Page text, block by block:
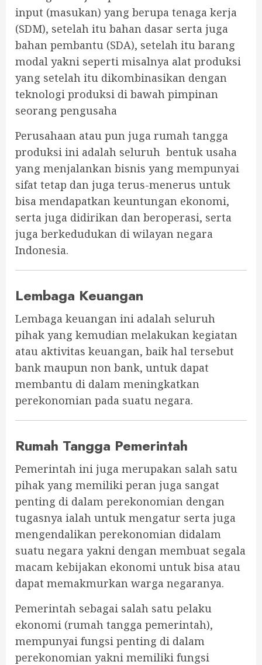
input (masukan) yang berupa tenaga kerja
(SDM), setelah itu bahan dasar serta juga
bahan pembantu (SDA), setelah itu barang
modal yakni seperti misalnya alat produksi
yang setelah itu dikombinasikan dengan
teknologi produksi di bawah pimpinan
seorang pengusaha
Perusahaan atau pun juga rumah tangga
produksi ini adalah seluruh bentuk usaha
yang menjalankan bisnis yang mempunyai
sifat tetap dan juga terus-menerus untuk
bisa mendapatkan keuntungan ekonomi,
serta juga didirikan dan beroperasi, serta
juga berkedudukan di wilayan negara
Indonesia.
Lembaga Keuangan
Lembaga keuangan ini adalah seluruh
pihak yang kemudian melakukan kegiatan
atau aktivitas keuangan, baik hal tersebut
bank maupun non bank, untuk dapat
membantu di dalam meningkatkan
perekonomian pada suatu negara.
Rumah Tangga Pemerintah
Pemerintah ini juga merupakan salah satu
pihak yang memiliki peran juga sangat
penting di dalam perekonomian dengan
tugasnya ialah untuk mengatur serta juga
mengendalikan perekonomian didalam
suatu negara yakni dengan membuat segala
macam kebijakan ekonomi untuk bisa atau
dapat memakmurkan warga negaranya.
Pemerintah sebagai salah satu pelaku
ekonomi (rumah tangga pemerintah),
mempunyai fungsi penting di dalam
perekonomian yakni memiliki fungsi